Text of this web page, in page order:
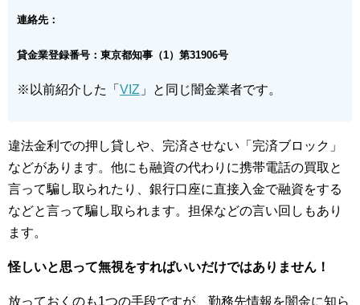
連絡先：
貸金業登録番号：東京都知事（1）第31906号
※以前紹介した「 VIZ 」と同じ闇金業者です。
違法金利での押し貸しや、完済させない「完済ブロック」
などがあります。他にも融資の代わりに携帯電話の買取と
言って騙し取られたり、銀行口座に直接入金で融資をする
などと言って騙し取られます。担保などの言い回しもあり
ます。
怪しいと思って無視をすればいいだけではありません！
放っておくのも1つの手段ですが、勤務先情報を闇金に知ら